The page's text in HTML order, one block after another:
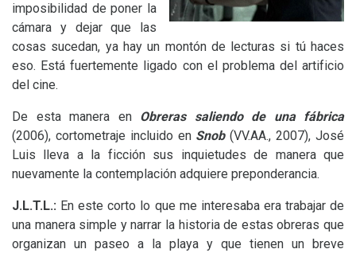
imposibilidad de poner la
cámara y dejar que las
cosas sucedan, ya hay un montón de lecturas si tú haces
eso. Está fuertemente ligado con el problema del artificio
del cine.
De esta manera en Obreras saliendo de una fábrica
(2006), cortometraje incluido en Snob(VV.AA., 2007), José
Luis lleva a la ficción sus inquietudes de manera que
nuevamente la contemplación adquiere preponderancia.
J.L.T.L.: En este corto lo que me interesaba era trabajar de
una manera simple y narrar la historia de estas obreras que
organizan un paseo a la playa y que tienen un breve